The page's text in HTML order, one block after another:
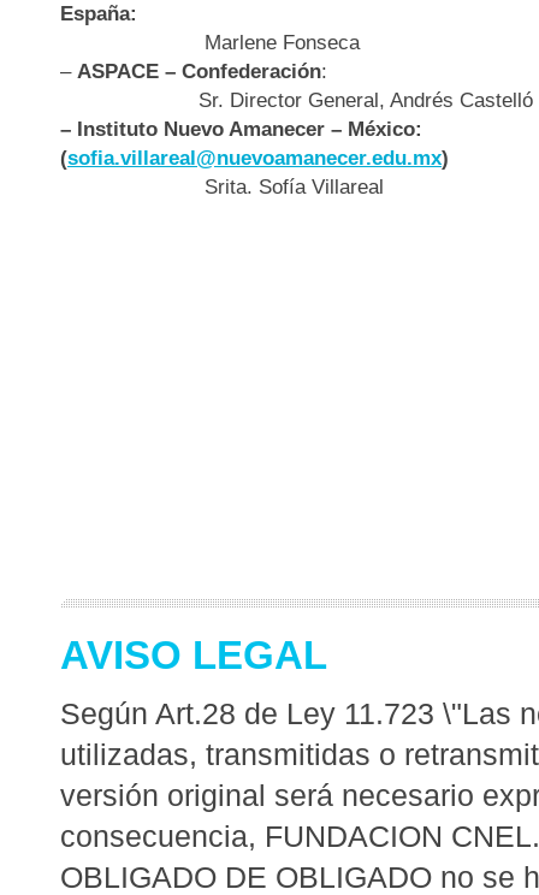
España:
Marlene Fonseca
– ASPACE – Confederación:
Sr. Director General, Andrés Castelló
– Instituto Nuevo Amanecer – México:
(sofia.villareal@nuevoamanecer.edu.mx)
Srita. Sofía Villareal
AVISO LEGAL
Según Art.28 de Ley 11.723 \"Las
utilizadas, transmitidas o
versión original será necesario
consecuencia, FUNDACION
OBLIGADO DE OBLIGADO no se